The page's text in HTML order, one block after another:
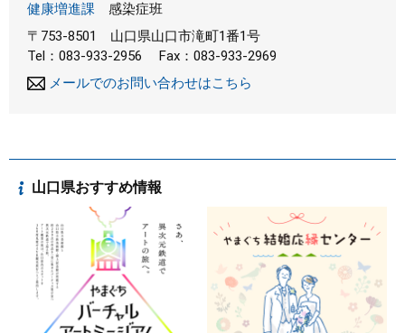
健康増進課
感染症班
〒753-8501
山口県山口市滝町1番1号
Tel：083-933-2956
Fax：083-933-2969
メールでのお問い合わせはこちら
山口県おすすめ情報